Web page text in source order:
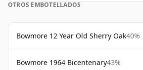
OTROS EMBOTELLADOS
Bowmore 12 Year Old Sherry Oak40%
Bowmore 1964 Bicentenary43%